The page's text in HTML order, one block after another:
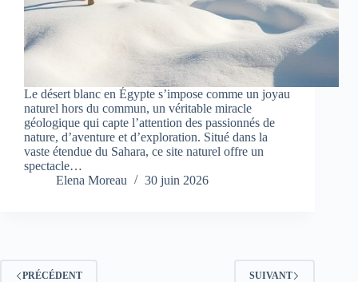
Le désert blanc en Égypte s’impose comme un joyau
naturel hors du commun, un véritable miracle
géologique qui capte l’attention des passionnés de
nature, d’aventure et d’exploration. Situé dans la
vaste étendue du Sahara, ce site naturel offre un
spectacle…
Elena Moreau
30 juin 2026
PRÉCÉDENT SUIVANT